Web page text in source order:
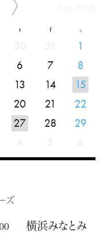
t f s
1
6 7
8
13 14
15
20 21
22
27 28
29
ズ
横浜みなとみ